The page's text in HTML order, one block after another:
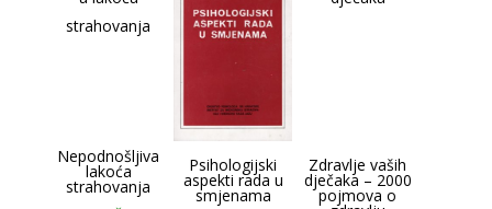
Nepodnošljiva
lakoća
strahovanja
Psihologijski
aspekti rada u
smjenama
Zdravlje vaših
dječaka – 2000
pojmova o